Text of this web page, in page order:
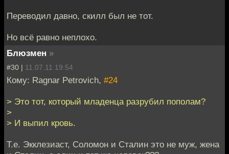
Переводил давно, скилл был не тот.
Но всё равно неплохо.
Блюзмен »
#30 | 11.07.11 19:54
Кому: Ragnar Petrovich, #24
> Это тот, который младенца разрубил пополам?
>
> И выпил кровь.
Т.е. Экклезиаст, Соломон и Сталин это не муж, жена